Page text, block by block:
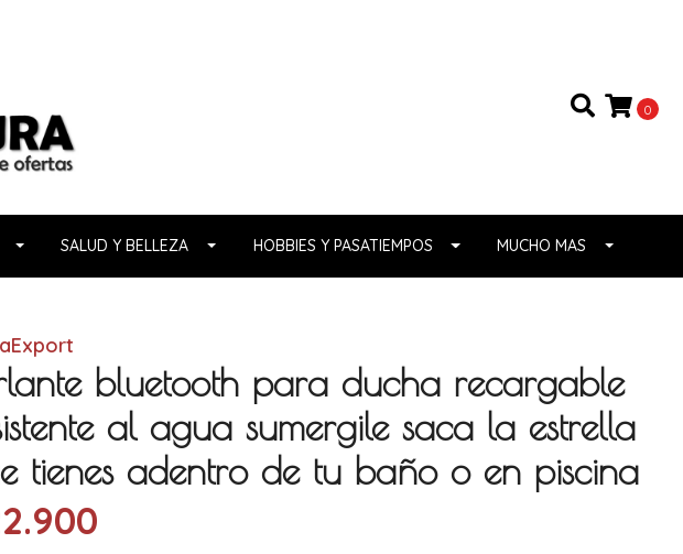
0
SALUD Y BELLEZA HOBBIES Y PASATIEMPOS MUCHO MAS
bluetooth para ducha recargable
al agua sumergile saca la estrella
tienes adentro de tu baño o en piscina